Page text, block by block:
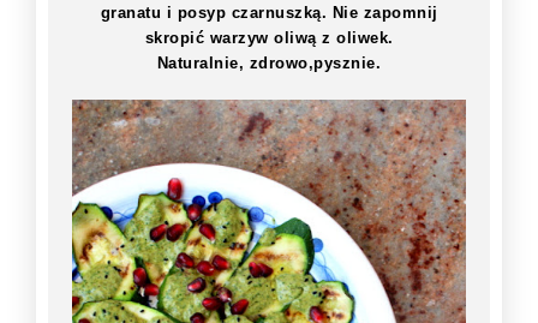
granatu i posyp czarnuszką. Nie zapomnij
skropić warzyw oliwą z oliwek.
Naturalnie, zdrowo,pysznie.